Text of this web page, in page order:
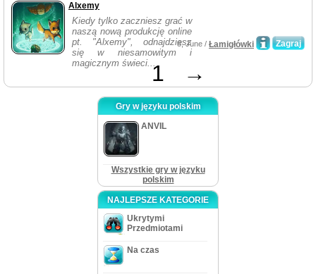
Alxemy
Kiedy tylko zaczniesz grać w
naszą nową produkcję online
pt. "Alxemy", odnajdziesz
się w niesamowitym i
magicznym świeci...
Zagraj
8, June / Łamigłówki
1 →
Gry w języku polskim
ANVIL
Wszystkie gry w języku
polskim
NAJLEPSZE KATEGORIE
Ukrytymi
Przedmiotami
Na czas